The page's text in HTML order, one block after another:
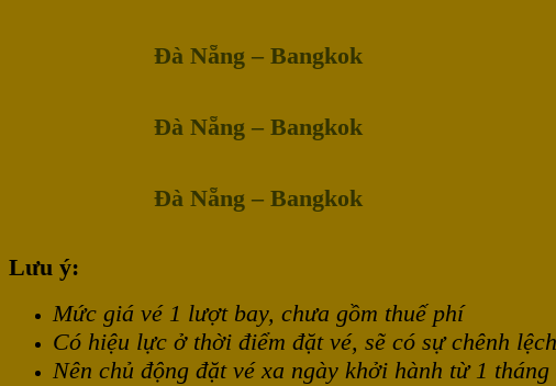
Đà Nẵng – Bangkok
Đà Nẵng – Bangkok
Đà Nẵng – Bangkok
Lưu ý:
Mức giá vé 1 lượt bay, chưa gồm thuế phí
Có hiệu lực ở thời điểm đặt vé, sẽ có sự chênh
Nên chủ động đặt vé xa ngày khởi hành từ 1